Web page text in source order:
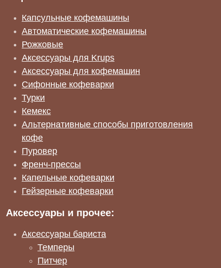
Капсульные кофемашины
Автоматические кофемашины
Рожковые
Аксессуары для Krups
Аксессуары для кофемашин
Сифонные кофеварки
Турки
Кемекс
Альтернативные способы приготовления
кофе
Пуровер
Френч-прессы
Капельные кофеварки
Гейзерные кофеварки
Аксессуары и прочее:
Аксессуары бариста
Темперы
Питчер